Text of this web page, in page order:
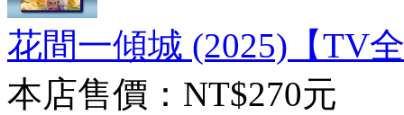
花間一傾城 (2025)【TV
本店售價： NT$270元